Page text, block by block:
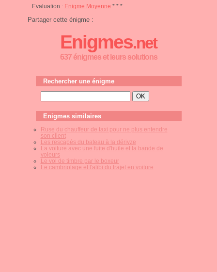
Evaluation : Enigme Moyenne * * *
Partager cette énigme :
Enigmes.net
637 énigmes et leurs solutions
Rechercher une énigme
Enigmes similaires
Ruse du chauffeur de taxi pour ne plus entendre
son client
Les rescapés du bateau à la dérivze
La voiture avec une fuite d'huile et la bande de
voleurs
Le vol de timbre par le boxeur
Le cambriolage et l'alibi du trajet en voiture